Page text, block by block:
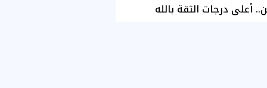
أعلى درجات الثقة بالله